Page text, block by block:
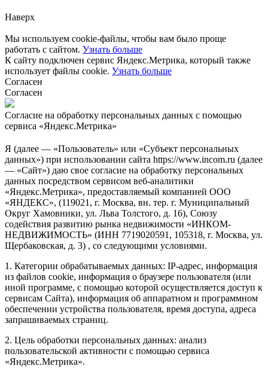
Наверх
Мы используем cookie-файлы, чтобы вам было проще
работать с сайтом. Узнать больше
К сайту подключен сервис Яндекс.Метрика, который также
использует файлы cookie. Узнать больше
Согласен
Согласен
Согласие на обработку персональных данных с помощью
сервиса «Яндекс.Метрика»
Я (далее — «Пользователь» или «Субъект персональных
данных») при использовании сайта https://www.incom.ru (далее
— «Сайт») даю свое согласие на обработку персональных
данных посредством сервисом веб-аналитики
«Яндекс.Метрика», предоставляемый компанией ООО
«ЯНДЕКС», (119021, г. Москва, вн. тер. г. Муниципальный
Округ Хамовники, ул. Льва Толстого, д. 16), Союзу
содействия развитию рынка недвижимости «ИНКОМ-
НЕДВИЖИМОСТЬ» (ИНН 7719020591, 105318, г. Москва, ул.
Щербаковская, д. 3) , со следующими условиями.
1. Категории обрабатываемых данных: IP-адрес, информация
из файлов cookie, информация о браузере пользователя (или
иной программе, с помощью которой осуществляется доступ к
сервисам Сайта), информация об аппаратном и программном
обеспечении устройства пользователя, время доступа, адреса
запрашиваемых страниц.
2. Цель обработки персональных данных: анализ
пользовательской активности с помощью сервиса
«Яндекс.Метрика».